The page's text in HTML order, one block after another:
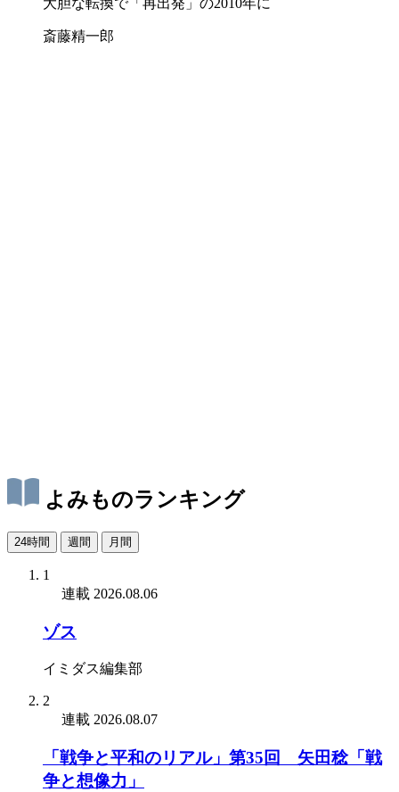
大胆な転換で「再出発」の2010年に
斎藤精一郎
よみものランキング
24時間 週間 月間
1
連載 2026.08.06
ゾス
イミダス編集部
2
連載 2026.08.07
「戦争と平和のリアル」第35回 矢田稔「戦
争と想像力」